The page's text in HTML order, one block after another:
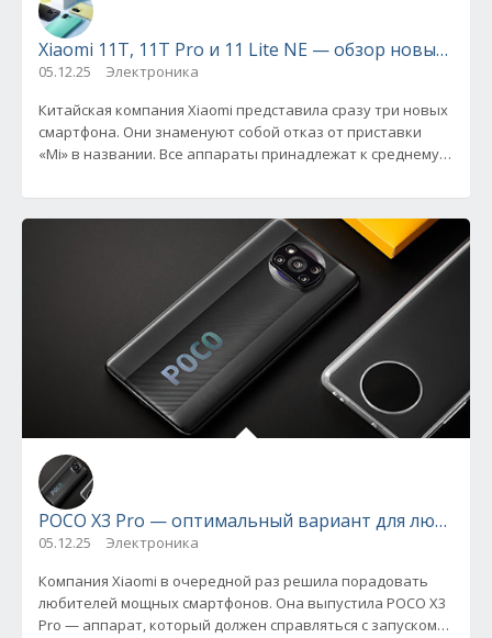
Xiaomi 11T, 11T Pro и 11 Lite NE — обзор новых
05.12.25
Электроника
Китайская компания Xiaomi представила сразу три новых
смартфона. Они знаменуют собой отказ от приставки
«Mi» в названии. Все аппараты принадлежат к среднему
POCO X3 Pro — оптимальный вариант для
05.12.25
Электроника
Компания Xiaomi в очередной раз решила порадовать
любителей мощных смартфонов. Она выпустила POCO X3
Pro — аппарат, который должен справляться с запуском